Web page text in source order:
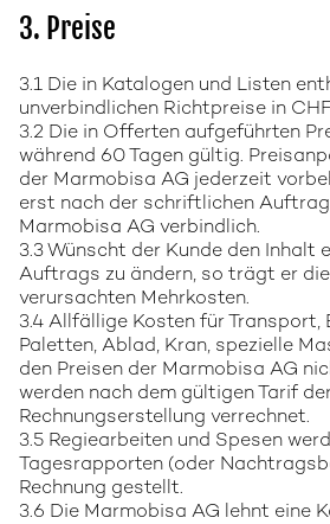
3. Preise
3.1 Die in Katalogen und Listen
unverbindlichen Richtpreise in
3.2 Die in Offerten aufgeführten
während 60 Tagen gültig.
der Marmobisa AG jederzeit
erst nach der schriftlichen
Marmobisa AG verbindlich.
3.3 Wünscht der Kunde den Inhalt
Auftrags zu ändern, so trägt er
verursachten Mehrkosten.
3.4 Allfällige Kosten für Transport,
Paletten, Ablad, Kran, spezielle
den Preisen der Marmobisa AG
werden nach dem gültigen Tarif
Rechnungserstellung verrechnet.
3.5 Regiearbeiten und Spesen
Tagesrapporten (oder
Rechnung gestellt.
3.6 Die Marmobisa AG lehnt eine